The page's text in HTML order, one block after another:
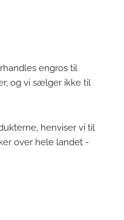
engros til
og vi sælger ikke til
henviser vi til
over hele landet -